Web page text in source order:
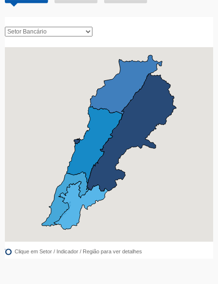
Clique em Setor / Indicador / Região para ver detalhes